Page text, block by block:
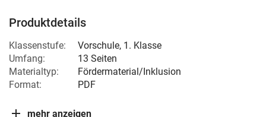
Produktdetails
Klassenstufe: Vorschule, 1. Klasse
Umfang:
13 Seiten
Materialtyp:
Fördermaterial/Inklusion
Format:
PDF
mehr anzeigen